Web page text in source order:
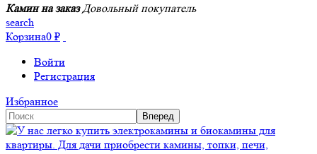
Камин на заказ Довольный покупатель
search
Корзина0 ₽
Войти
Регистрация
Избранное